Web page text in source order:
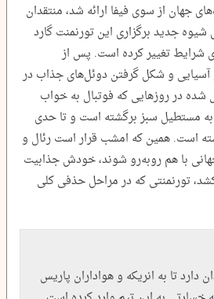
جهان از سوی فیفا ارائه شد، منتقدان
شیوه جدید برگزاری این تورنمنت گارد
شرایط تغییر کرده است. پس از
و شکل گرفتن دوئل‌های جذاب در
در روزهایی که فوتبال به خواب
مستطیل سبز برگشته است و تا حدی
است. همین‌ که امشب قرار است رئال و
با هم روبه‌رو شوند، خودش جذابیت
تورنمنتی که در مراحل حذفی کلی
دارد تا به انریکه و هواداران پاریس